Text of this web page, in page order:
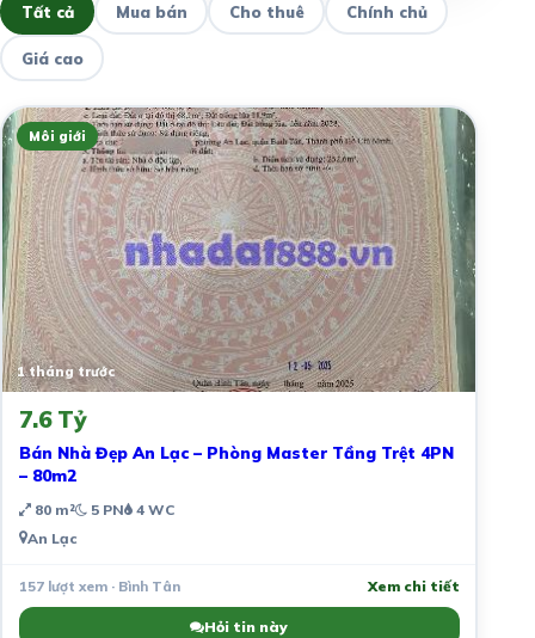
Tất cả Mua bán Cho thuê Chính chủ
Giá cao
Môi giới
1 tháng trước
7.6 Tỷ
Bán Nhà Đẹp An Lạc – Phòng Master Tầng Trệt 4PN
– 80m2
80 m² 5 PN 4 WC
An Lạc
157 lượt xem · Bình Tân Xem chi tiết
Hỏi tin này